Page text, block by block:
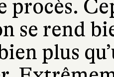
procès.
se rend
plus